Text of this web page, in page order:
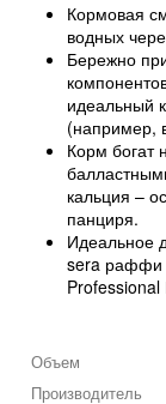
Кормовая
водных
Бережно
идеальный
(например,
Корм богат
кальция –
панциря.
Идеальное
sera раффи
Объем
Производитель